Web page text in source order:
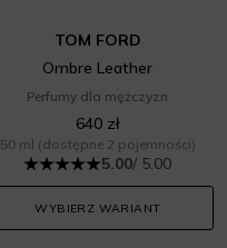
TOM FORD
Ombre Leather
Perfumy dla mężczyzn
640 zł
50 ml (dostępne 2 pojemności)
5.00/ 5.00
WYBIERZ WARIANT